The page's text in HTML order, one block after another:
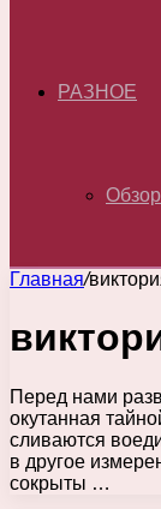
РАЗНОЕ
Главная/
Перед нами
окутанная
сливаются
в другое
сокрыты …